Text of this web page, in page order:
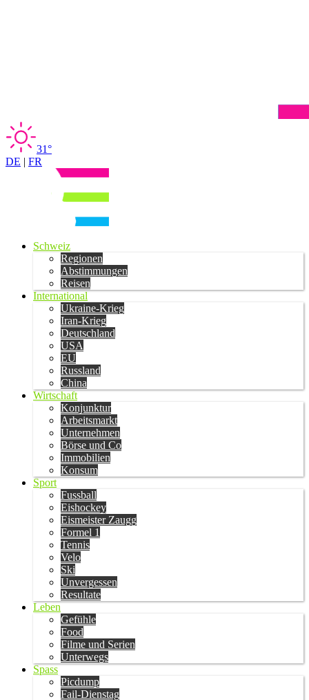
31°
DE | FR
Schweiz
Regionen
Abstimmungen
Reisen
International
Ukraine-Krieg
Iran-Krieg
Deutschland
USA
EU
Russland
China
Wirtschaft
Konjunktur
Arbeitsmarkt
Unternehmen
Börse und Co
Immobilien
Konsum
Sport
Fussball
Eishockey
Eismeister Zaugg
Formel 1
Tennis
Velo
Ski
Unvergessen
Resultate
Leben
Gefühle
Food
Filme und Serien
Unterwegs
Spass
Picdump
Fail-Dienstag